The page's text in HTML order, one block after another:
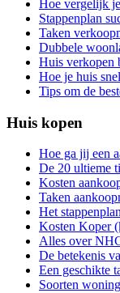
Hoe vergelijk
Stappenplan
Taken
Dubbele
Huis verkopen
Hoe je huis
Tips om de
Huis kopen
Hoe ga jij een
De 20 ultieme
Kosten
Taken
Het
Kosten Koper
Alles over
De betekenis
Een geschikte
Soorten